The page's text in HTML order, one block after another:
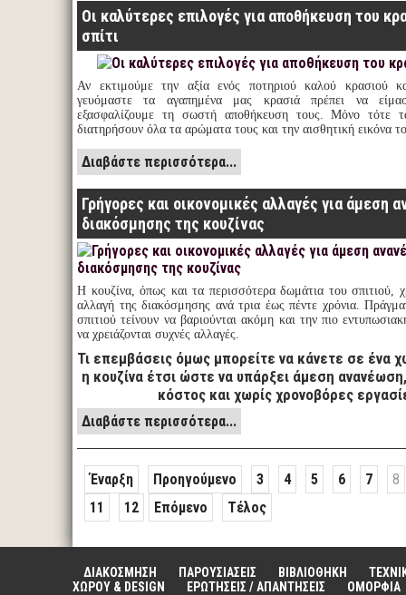
Οι καλύτερες επιλογές για αποθήκευση του
σπίτι
Αν εκτιμούμε την αξία ενός ποτηριού καλού κρασιού
γευόμαστε τα αγαπημένα μας κρασιά πρέπει να
εξασφαλίζουμε τη σωστή αποθήκευση τους. Μόνο τότε
διατηρήσουν όλα τα αρώματα τους και την αισθητική εικόνα
Διαβάστε περισσότερα...
Γρήγορες και οικονομικές αλλαγές για άμεση
διακόσμησης της κουζίνας
Η κουζίνα, όπως και τα περισσότερα δωμάτια του σπιτιού,
αλλαγή της διακόσμησης ανά τρια έως πέντε χρόνια.
σπιτιού τείνουν να βαριούνται ακόμη και την πιο
να χρειάζονται συχνές αλλαγές.
Τι επεμβάσεις όμως μπορείτε να κάνετε σε ένα
η κουζίνα έτσι ώστε να υπάρξει άμεση
κόστος και χωρίς χρονοβόρες
Διαβάστε περισσότερα...
Έναρξη Προηγούμενο 3 4 5 6 7
8
11
12 Επόμενο Τέλος
ΔΙΑΚΟΣΜΗΣΗ ΠΑΡΟΥΣΙΑΣΕΙΣ ΒΙΒΛΙΟΘΗΚΗ
ΧΩΡΟΥ & DESIGN
ΕΡΩΤΗΣΕΙΣ / ΑΠΑΝΤΗΣΕΙΣ ΟΜΟΡΦΙΑ